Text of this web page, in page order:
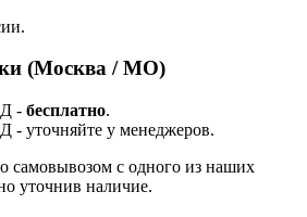
(Москва / МО)
- бесплатно.
уточняйте у менеджеров.
самовывозом с одного из наших
уточнив наличие.